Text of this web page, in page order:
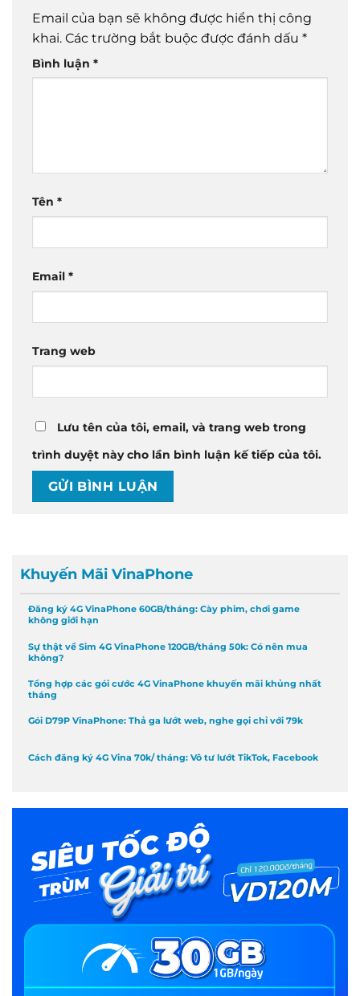
Email của bạn sẽ không được hiển thị công
khai. Các trường bắt buộc được đánh dấu *
Bình luận *
Tên *
Email *
Trang web
Lưu tên của tôi, email, và trang web trong
trình duyệt này cho lần bình luận kế tiếp của tôi.
Khuyến Mãi VinaPhone
Đăng ký 4G VinaPhone 60GB/tháng: Cày phim, chơi game
không giới hạn
Sự thật về Sim 4G VinaPhone 120GB/tháng 50k: Có nên mua
không?
Tổng hợp các gói cước 4G VinaPhone khuyến mãi khủng nhất
tháng
Gói D79P VinaPhone: Thả ga lướt web, nghe gọi chỉ với 79k
Cách đăng ký 4G Vina 70k/ tháng: Vô tư lướt TikTok, Facebook